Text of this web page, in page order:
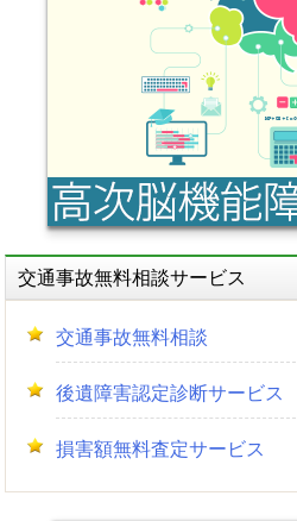
交通事故無料相談サービス
交通事故無料相談
後遺障害認定診断サービス
損害額無料査定サービス